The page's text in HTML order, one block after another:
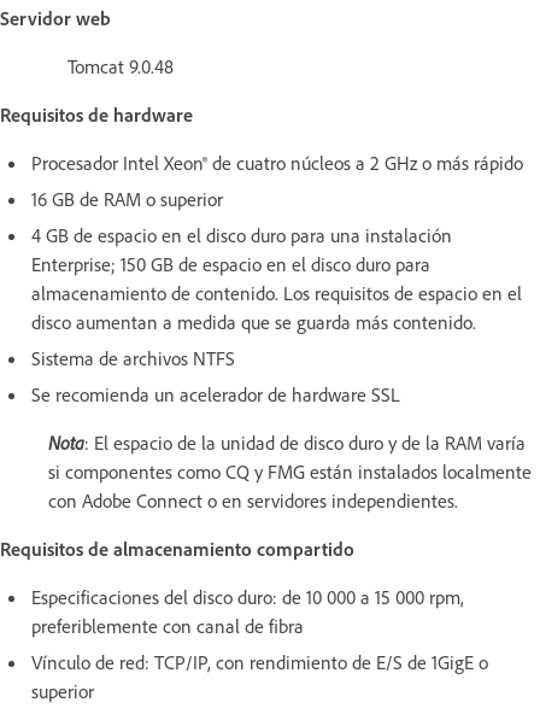
Servidor web
Tomcat 9.0.48
Requisitos de hardware
Procesador Intel Xeon® de cuatro núcleos a 2 GHz o más rápido
16 GB de RAM o superior
4 GB de espacio en el disco duro para una instalación
Enterprise; 150 GB de espacio en el disco duro para
almacenamiento de contenido. Los requisitos de espacio en el
disco aumentan a medida que se guarda más contenido.
Sistema de archivos NTFS
Se recomienda un acelerador de hardware SSL
Nota: El espacio de la unidad de disco duro y de la RAM varía
si componentes como CQ y FMG están instalados localmente
con Adobe Connect o en servidores independientes.
Requisitos de almacenamiento compartido
Especificaciones del disco duro: de 10 000 a 15 000 rpm,
preferiblemente con canal de fibra
Vínculo de red: TCP/IP, con rendimiento de E/S de 1GigE o
superior